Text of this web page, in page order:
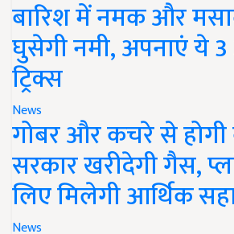
बारिश में नमक और
घुसेगी नमी, अपनाएं ये
ट्रिक्स
News
गोबर और कचरे से
सरकार खरीदेगी गैस,
लिए मिलेगी आर्थिक
News